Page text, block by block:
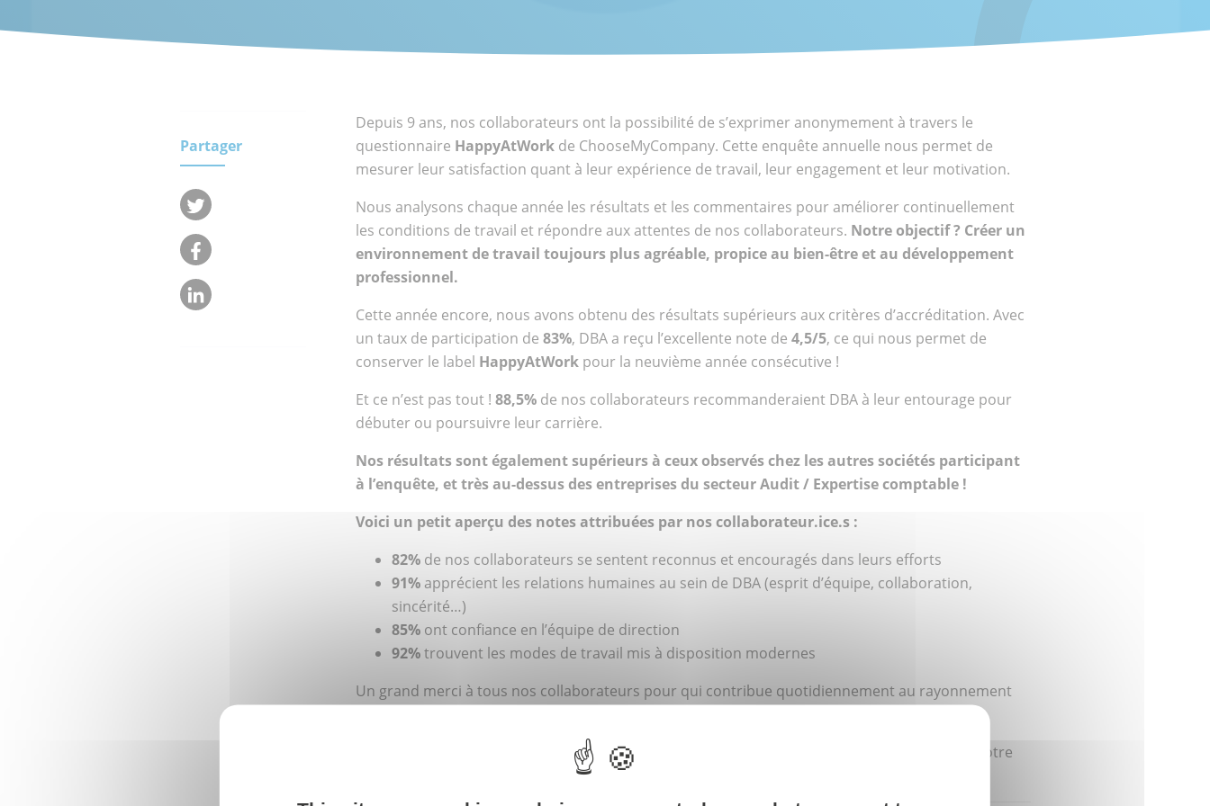
Qui
Engagements
RSE
Réseau
international
Partager
Depuis 9 ans, nos collaborateurs ont la possibilité de s’exprimer anonymement à travers le
questionnaire HappyAtWork de ChooseMyCompany. Cette enquête annuelle nous permet de
mesurer leur satisfaction quant à leur expérience de travail, leur engagement et leur motivation.
Nous analysons chaque année les résultats et les commentaires pour améliorer continuellement
les conditions de travail et répondre aux attentes de nos collaborateurs. Notre objectif ? Créer un
environnement de travail toujours plus agréable, propice au bien-être et au développement
professionnel.
Cette année encore, nous avons obtenu des résultats supérieurs aux critères d’accréditation. Avec
un taux de participation de 83%, DBA a reçu l’excellente note de 4,5/5, ce qui nous permet de
conserver le label HappyAtWorkpour la neuvième année consécutive !
Et ce n’est pas tout ! 88,5%de nos collaborateurs recommanderaient DBA à leur entourage pour
débuter ou poursuivre leur carrière.
Nos résultats sont également supérieurs à ceux observés chez les autres sociétés participant
à l’enquête, et très au-dessus des entreprises du secteur Audit / Expertise comptable !
Voici un petit aperçu des notes attribuées par nos collaborateur.ice.s :
82%de nos collaborateurs se sentent reconnus et encouragés dans leurs efforts
91%apprécient les relations humaines au sein de DBA (esprit d’équipe, collaboration,
sincérité…)
85% ont confiance en l’équipe de direction
92%trouvent les modes de travail mis à disposition modernes
Un grand merci à tous nos collaborateurs pour qui contribue quotidiennement au rayonnement
Vous souhaitez en savoir plus ? N’hésitez pas à consulter les avis de nos collaborateurs sur notre